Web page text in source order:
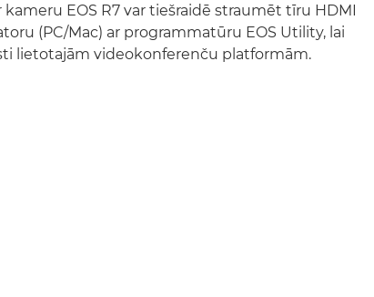
EOS R7 var tiešraidē straumēt tīru HDMI
(PC/Mac) ar programmatūru EOS Utility, lai
lietotajām videokonferenču platformām.